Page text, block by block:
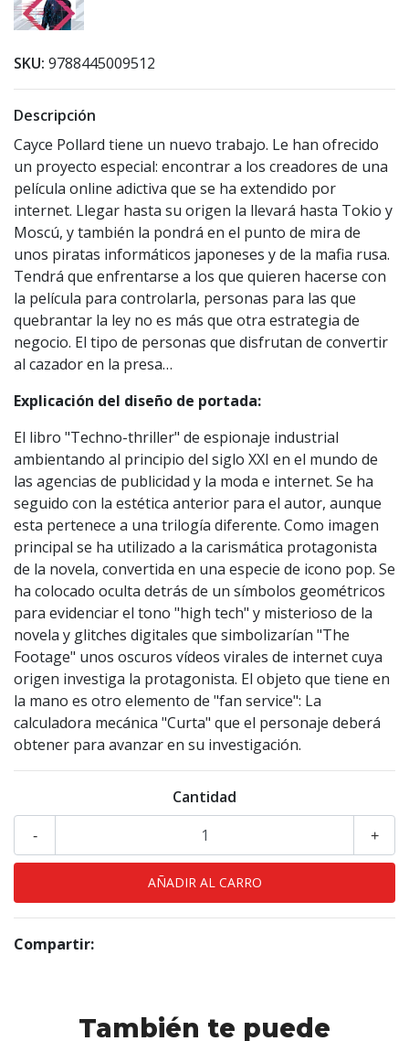
SKU: 9788445009512
Descripción
Cayce Pollard tiene un nuevo trabajo. Le han ofrecido
un proyecto especial: encontrar a los creadores de una
película online adictiva que se ha extendido por
internet. Llegar hasta su origen la llevará hasta Tokio y
Moscú, y también la pondrá en el punto de mira de
unos piratas informáticos japoneses y de la mafia rusa.
Tendrá que enfrentarse a los que quieren hacerse con
la película para controlarla, personas para las que
quebrantar la ley no es más que otra estrategia de
negocio. El tipo de personas que disfrutan de convertir
al cazador en la presa…
Explicación del diseño de portada:
El libro "Techno-thriller" de espionaje industrial
ambientando al principio del siglo XXI en el mundo de
las agencias de publicidad y la moda e internet. Se ha
seguido con la estética anterior para el autor, aunque
esta pertenece a una trilogía diferente. Como imagen
principal se ha utilizado a la carismática protagonista
de la novela, convertida en una especie de icono pop. Se
ha colocado oculta detrás de un símbolos geométricos
para evidenciar el tono "high tech" y misterioso de la
novela y glitches digitales que simbolizarían "The
Footage" unos oscuros vídeos virales de internet cuya
origen investiga la protagonista. El objeto que tiene en
la mano es otro elemento de "fan service": La
calculadora mecánica "Curta" que el personaje deberá
obtener para avanzar en su investigación.
Cantidad
+
-
Compartir:
También te puede